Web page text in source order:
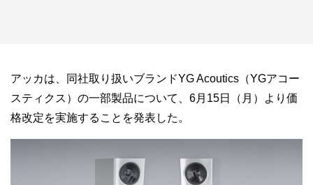
アッカは、同社取り扱いブランドYG Acoutics（YGアコー
スティクス）の一部製品について、6月15日（月）より価
格改定を実施することを発表した。